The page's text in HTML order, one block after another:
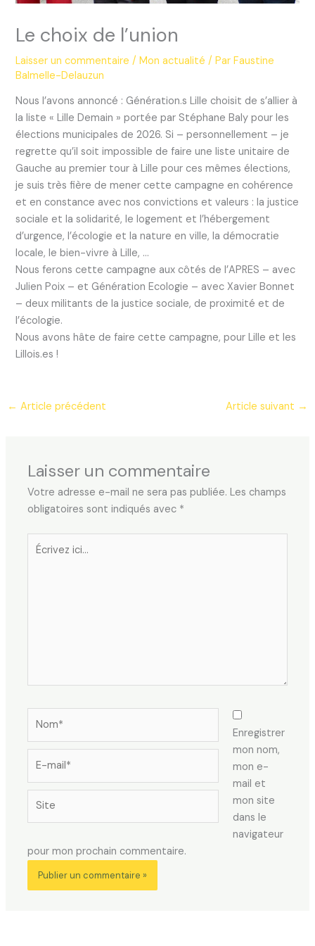
Le choix de l’union
Laisser un commentaire /Mon actualité / ParFaustine
Balmelle-Delauzun
Nous l’avons annoncé : Génération.s Lille choisit de s’allier à
la liste « Lille Demain » portée par Stéphane Baly pour les
élections municipales de 2026. Si – personnellement – je
regrette qu’il soit impossible de faire une liste unitaire de
Gauche au premier tour à Lille pour ces mêmes élections,
je suis très fière de mener cette campagne en cohérence
et en constance avec nos convictions et valeurs : la justice
sociale et la solidarité, le logement et l’hébergement
d’urgence, l’écologie et la nature en ville, la démocratie
locale, le bien-vivre à Lille, …
Nous ferons cette campagne aux côtés de l’APRES – avec
Julien Poix – et Génération Ecologie – avec Xavier Bonnet
– deux militants de la justice sociale, de proximité et de
l’écologie.
Nous avons hâte de faire cette campagne, pour Lille et les
Lillois.es !
← Article précédent Article suivant →
Laisser un commentaire
Votre adresse e-mail ne sera pas publiée. Les champs
obligatoires sont indiqués avec *
Écrivez
ici…
mail*
Enregistrer
mon nom,
mon e-
mail et
mon site
dans le
navigateur
pour mon prochain commentaire.